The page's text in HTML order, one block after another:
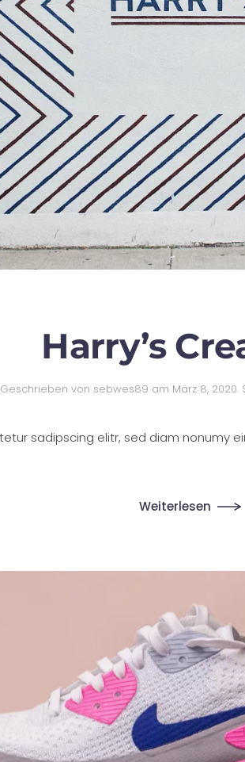
Harry’s
Geschrieben von sebwes89 am März 8, 2020.
sadipscing elitr, sed diam nonumy
Weiterlesen